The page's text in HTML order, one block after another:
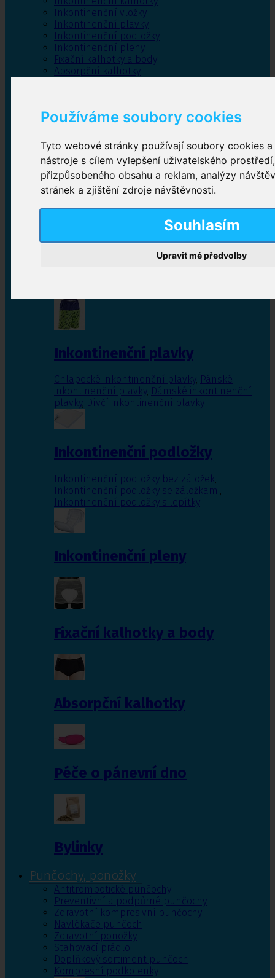
Používáme soubory cookies
Tyto webové stránky používají soubory cookies
nástroje s cílem vylepšení uživatelského
přizpůsobeného obsahu a reklam, analýzy
stránek a zjištění zdroje návštěvnosti.
Souhlasím
Upravit mé předvolby
Inkontinenční vložky
Inkontinenční plavky
Inkontinenční podložky
Inkontinenční pleny
Fixační kalhotky a body
Absorpční kalhotky
Inkontinenční kalhotky
Plenkové kalhotky navlékací,Plenkové kalhotky
zalepovací,Inkontinenční kalhotky dámské
Inkontinenční vložky
Inkontinenční plavky
Chlapecké inkontinenční plavky, Pánské
inkontinenční plavky, Dámské inkontinenční
plavky, Dívčí inkontinenční plavky
Inkontinenční podložky
Inkontinenční podložky bez záložek,
Inkontinenční podložky se záložkami,
Inkontinenční podložky s lepítky
Inkontinenční pleny
Fixační kalhotky a body
Absorpční kalhotky
Péče o pánevní dno
Bylinky
Punčochy, ponožky
Antitrombotické punčochy
Preventivní a podpůrné punčochy
Zdravotní kompresivní punčochy
Navlékače punčoch
Zdravotní ponožky
Stahovací prádlo
Doplňkový sortiment punčoch
Kompresní podkolenky